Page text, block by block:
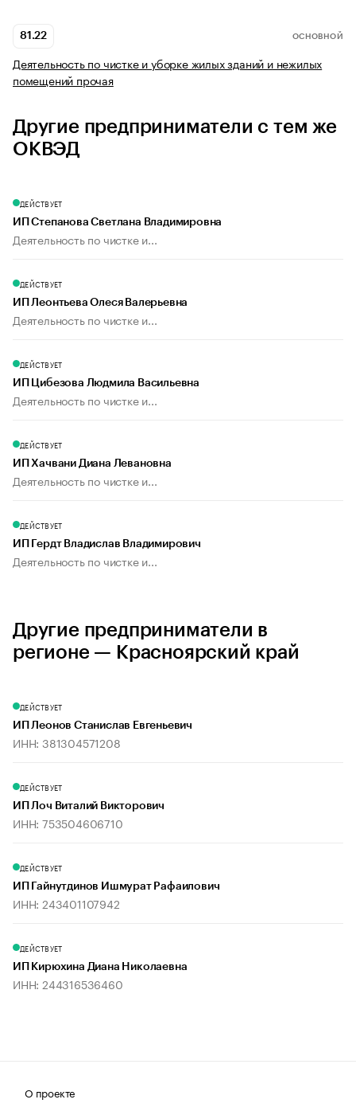
81.22 ОСНОВНОЙ
Деятельность по чистке и уборке жилых зданий и нежилых
помещений прочая
Другие предприниматели с тем же
ОКВЭД
ДЕЙСТВУЕТ
ИП Степанова Светлана Владимировна
Деятельность по чистке и...
ДЕЙСТВУЕТ
ИП Леонтьева Олеся Валерьевна
Деятельность по чистке и...
ДЕЙСТВУЕТ
ИП Цибезова Людмила Васильевна
Деятельность по чистке и...
ДЕЙСТВУЕТ
ИП Хачвани Диана Левановна
Деятельность по чистке и...
ДЕЙСТВУЕТ
ИП Гердт Владислав Владимирович
Деятельность по чистке и...
Другие предприниматели в
регионе — Красноярский край
ДЕЙСТВУЕТ
ИП Леонов Станислав Евгеньевич
ИНН: 381304571208
ДЕЙСТВУЕТ
ИП Лоч Виталий Викторович
ИНН: 753504606710
ДЕЙСТВУЕТ
ИП Гайнутдинов Ишмурат Рафаилович
ИНН: 243401107942
ДЕЙСТВУЕТ
ИП Кирюхина Диана Николаевна
ИНН: 244316536460
О проекте